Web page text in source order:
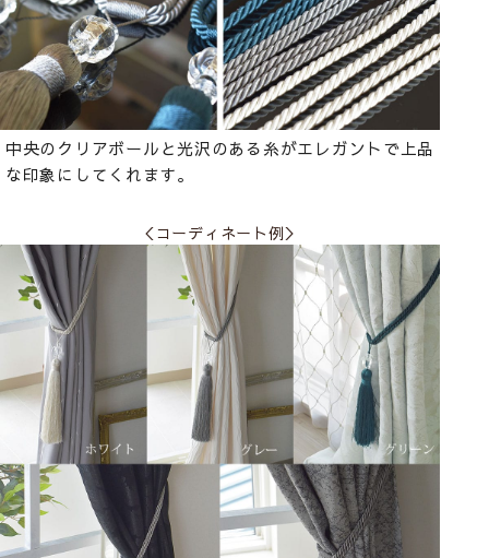
中央のクリアボールと光沢のある糸がエレガントで上品
な印象にしてくれます。
＜コーディネート例＞